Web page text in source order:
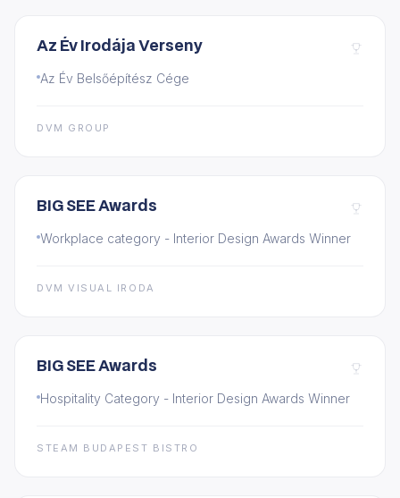
Az Év Irodája Verseny
Az Év Belsőépítész Cége
DVM GROUP
BIG SEE Awards
Workplace category - Interior Design Awards Winner
DVM VISUAL IRODA
BIG SEE Awards
Hospitality Category - Interior Design Awards Winner
STEAM BUDAPEST BISTRO